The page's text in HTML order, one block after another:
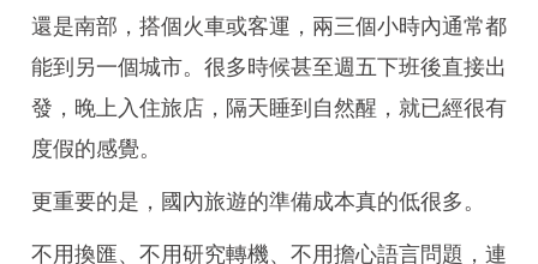
還是南部，搭個火車或客運，兩三個小時內通常都
能到另一個城市。很多時候甚至週五下班後直接出
發，晚上入住旅店，隔天睡到自然醒，就已經很有
度假的感覺。
更重要的是，國內旅遊的準備成本真的低很多。
不用換匯、不用研究轉機、不用擔心語言問題，連